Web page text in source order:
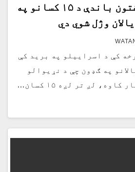
برید کې په روغتون باندې د ۱۵ کسانو په
وژل شوي دي
کې د اسراییلو په برید کې
په ګډون چې د نړیوالو
لږ تر لږه ۱۵ کسان…